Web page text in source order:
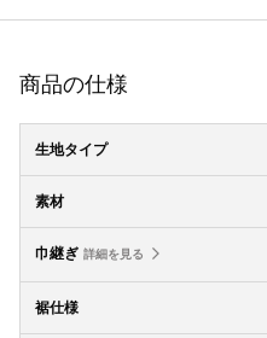
商品の仕様
生地タイプ
素材
巾継ぎ 詳細を見る
裾仕様